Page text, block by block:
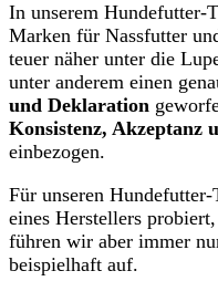
In unserem Hundefutter-
Marken für Nassfutter
teuer näher unter die
unter anderem einen
und Deklaration
Konsistenz, Akzeptanz
einbezogen.
Für unseren
eines Herstellers
führen wir aber immer
beispielhaft auf.